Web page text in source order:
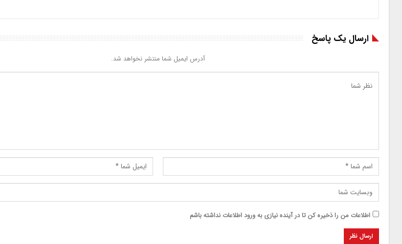
ارسال یک پاسخ
آدرس ایمیل شما منتشر نخواهد شد.
اطلاعات من را ذخیره کن تا در آینده نیازی به ورود اطلاعات نداشته باشم